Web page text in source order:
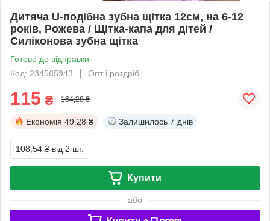
Дитяча U-подібна зубна щітка 12см, на 6-12
років, Рожева / Щітка-капа для дітей /
Силіконова зубна щітка
Готово до відправки
Код: 234565943
Опт і роздріб
115 ₴ 164,28 ₴
Економія 49.28 ₴ Залишилось 7 днів
108,54 ₴ від 2 шт.
Купити
або